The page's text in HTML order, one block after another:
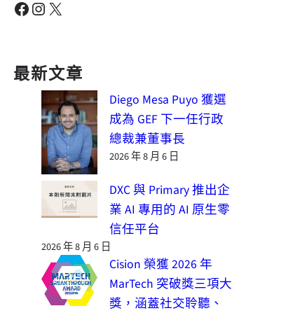
Facebook Instagram X
最新文章
Diego Mesa Puyo 獲選
成為 GEF 下一任行政
總裁兼董事長
2026 年 8 月 6 日
DXC 與 Primary 推出企
業 AI 專用的 AI 原生零
信任平台
2026 年 8 月 6 日
Cision 榮獲 2026 年
MarTech 突破獎三項大
獎，涵蓋社交聆聽、